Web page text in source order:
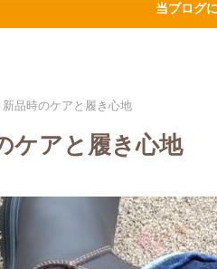
当ブログ
品時のケアと履き心地
ケアと履き心地